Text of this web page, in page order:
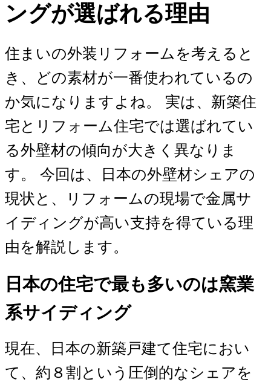
ングが選ばれる理由
住まいの外装リフォームを考えると
き、どの素材が一番使われているの
か気になりますよね。 実は、新築住
宅とリフォーム住宅では選ばれてい
る外壁材の傾向が大きく異なりま
す。 今回は、日本の外壁材シェアの
現状と、リフォームの現場で金属サ
イディングが高い支持を得ている理
由を解説します。
日本の住宅で最も多いのは窯業
系サイディング
現在、日本の新築戸建て住宅におい
て、約８割という圧倒的なシェアを